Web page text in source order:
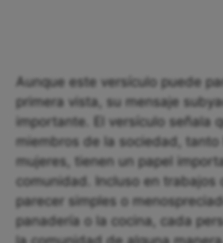
Aunque este versículo puede
primera vista, su mensaje
importante. El versículo señala
miembros de la sociedad, tanto
mujeres, tienen un papel
comunidad. Incluso en trabajos
parecer simples o
panadería o la cocina, cada